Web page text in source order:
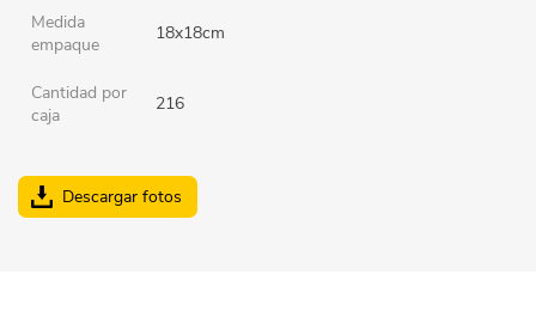
Medida
empaque
18x18cm
Cantidad por
caja
216
Descargar fotos